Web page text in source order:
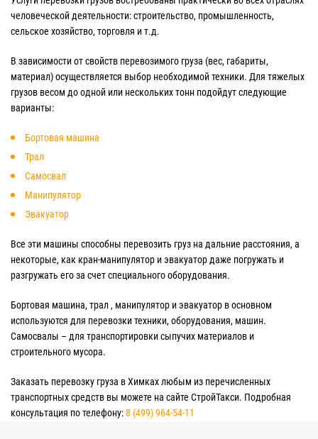
человеческой деятельности: строительство, промышленность,
сельское хозяйство, торговля и т.д.
В зависимости от свойств перевозимого груза (вес, габариты,
материал) осуществляется выбор необходимой техники. Для тяжелых
грузов весом до одной или нескольких тонн подойдут следующие
варианты:
Бортовая машина
Трал
Самосвал
Манипулятор
Эвакуатор
Все эти машины способны перевозить груз на дальние расстояния, а
некоторые, как кран-манипулятор и эвакуатор даже погружать и
разгружать его за счет специального оборудования.
Бортовая машина, трал , манипулятор и эвакуатор в основном
используются для перевозки техники, оборудования, машин.
Самосвалы – для транспортировки сыпучих материалов и
строительного мусора.
Заказать перевозку груза в Химках любым из перечисленных
транспортных средств вы можете на сайте СтройТакси. Подробная
консультация по телефону:8 (499) 964-54-11